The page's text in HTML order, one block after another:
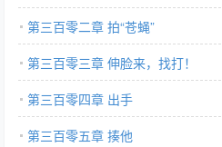
第三百零二章 拍“苍蝇”
第三百零三章 伸脸来，找打！
第三百零四章 出手
第三百零五章 揍他